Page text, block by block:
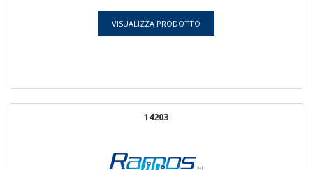
VISUALIZZA PRODOTTO
14203